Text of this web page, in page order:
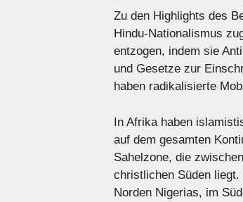
Zu den Highlights des
Hindu-Nationalismus
entzogen, indem sie
und Gesetze zur
haben radikalisierte
In Afrika haben
auf dem gesamten
Sahelzone, die
christlichen Süden
Norden Nigerias, im